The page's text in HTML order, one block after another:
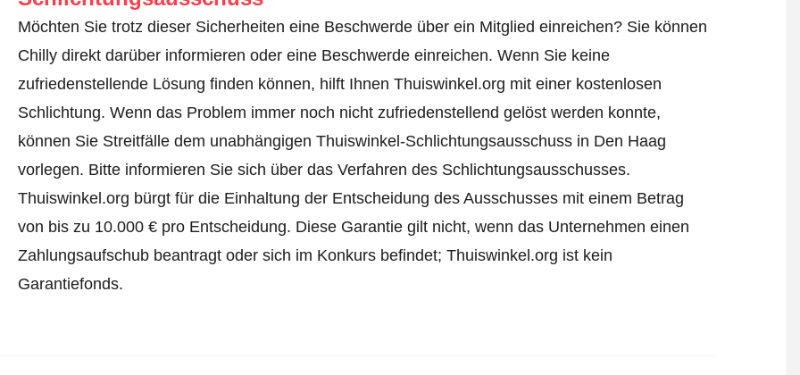
Möchten Sie trotz dieser Sicherheiten eine Beschwerde über ein Mitglied einreichen? Sie können
Chilly direkt darüber informieren oder eine Beschwerde einreichen. Wenn Sie keine
zufriedenstellende Lösung finden können, hilft Ihnen Thuiswinkel.org mit einer kostenlosen
Schlichtung. Wenn das Problem immer noch nicht zufriedenstellend gelöst werden konnte,
können Sie Streitfälle dem unabhängigen Thuiswinkel-Schlichtungsausschuss in Den Haag
vorlegen. Bitte informieren Sie sich über das Verfahren des Schlichtungsausschusses.
Thuiswinkel.org bürgt für die Einhaltung der Entscheidung des Ausschusses mit einem Betrag
von bis zu 10.000 € pro Entscheidung. Diese Garantie gilt nicht, wenn das Unternehmen einen
Zahlungsaufschub beantragt oder sich im Konkurs befindet; Thuiswinkel.org ist kein
Garantiefonds.